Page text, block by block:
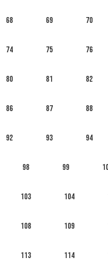
68 69 70
74 75 76
80 81 82
86 87 88
92 93 94
98 99
103 104
108 109
113 114